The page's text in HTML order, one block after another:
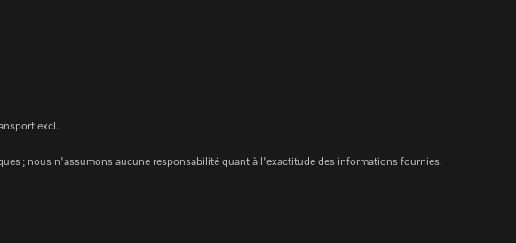
excl.
; nous n'assumons aucune responsabilité quant à l'exactitude des informations fournies.